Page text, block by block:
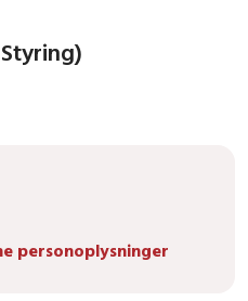
personoplysninger